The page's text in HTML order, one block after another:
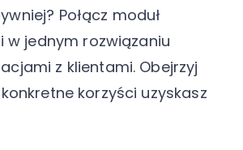
Połącz moduł
w jednym rozwiązaniu
z klientami. Obejrzyj
korzyści uzyskasz